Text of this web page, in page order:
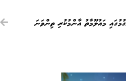
މައުލޫމާތު އާންމުކުރި ތިންވަނަ